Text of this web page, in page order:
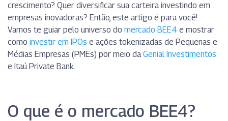
crescimento? Quer diversificar sua carteira investindo em
empresas inovadoras? Então, este artigo é para você!
Vamos te guiar pelo universo do mercado BEE4 e mostrar
como investir em IPOs e ações tokenizadas de Pequenas e
Médias Empresas (PMEs) por meio daGenial Investimentos
e Itaú Private Bank.
O que é o mercado BEE4?